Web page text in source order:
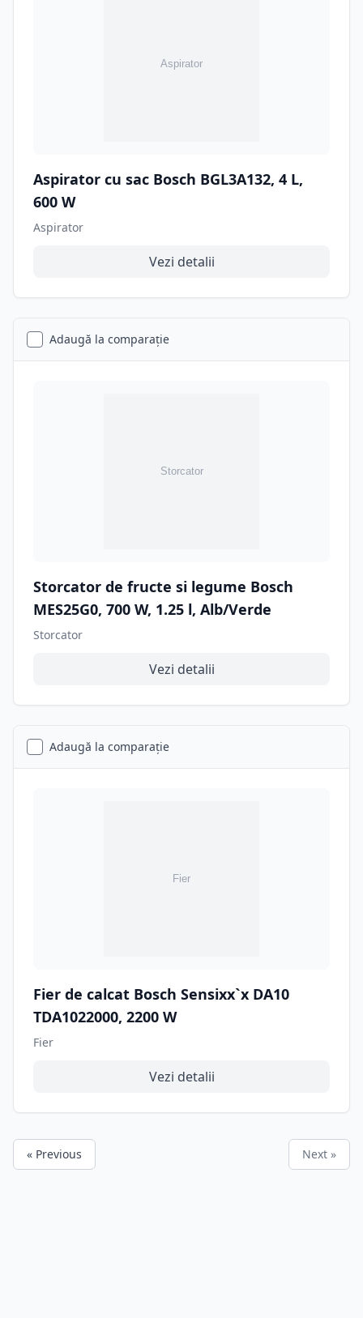
Aspirator cu sac Bosch BGL3A132, 4 L,
600 W
Aspirator
Vezi detalii
Adaugă la comparație
Storcator de fructe si legume Bosch
MES25G0, 700 W, 1.25 l, Alb/Verde
Storcator
Vezi detalii
Adaugă la comparație
Fier de calcat Bosch Sensixx`x DA10
TDA1022000, 2200 W
Fier
Vezi detalii
« Previous Next »